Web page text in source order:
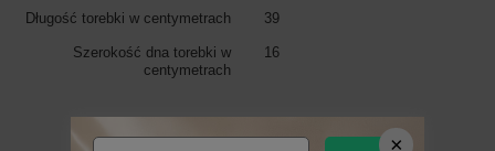
Długość torebki w centymetrach 39
Szerokość dna torebki w
centymetrach
16
Zobacz również